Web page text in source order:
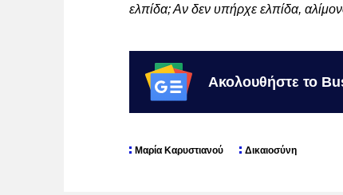
ελπίδα; Αν δεν υπήρχε ελπίδα,
Ακολουθήστε το
Μαρία Καρυστιανού Δικαιοσύνη